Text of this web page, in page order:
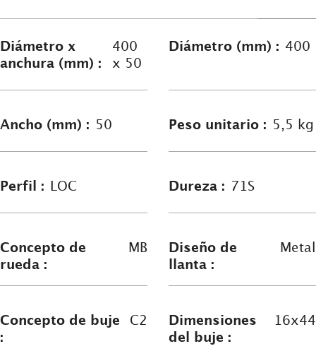
Diámetro x
anchura (mm) :
400
x 50
Diámetro (mm) : 400
Ancho (mm) : 50 Peso unitario : 5,5 kg
Perfil : LOC Dureza : 71S
Concepto de
rueda :
MB
Diseño de
llanta :
Metal
Concepto de buje
:
C2
Dimensiones
del buje :
16x44